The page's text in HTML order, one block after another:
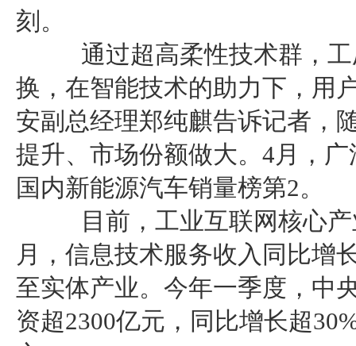
刻。
通过超高柔性技术群，工
换，在智能技术的助力下，用
安副总经理郑纯麒告诉记者，
提升、市场份额做大。4月，
国内新能源汽车销量榜第2。
目前，工业互联网核心产
月，信息技术服务收入同比增
至实体产业。今年一季度，中
资超2300亿元，同比增长超